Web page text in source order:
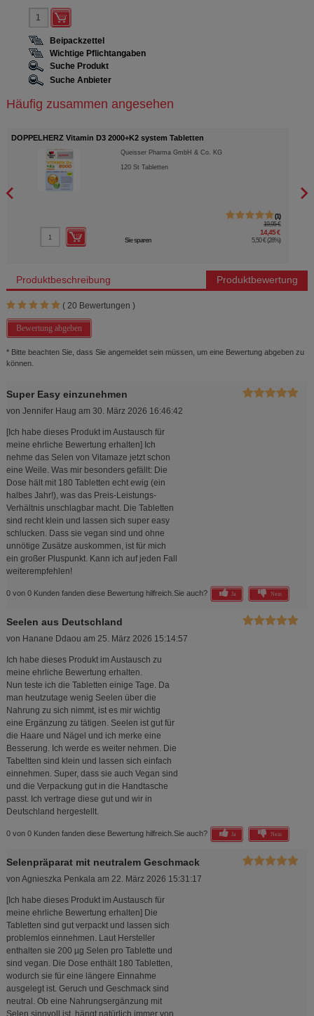
Beipackzettel
Wichtige Pflichtangaben
Suche Produkt
Suche Anbieter
Häufig zusammen angesehen
DOPPELHERZ Vitamin D3 2000+K2 system Tabletten
Queisser Pharma GmbH & Co. KG
120St Tabletten
1
19,95 €
14,45 €
Sie sparen 5,50 € (28%)
Produktbeschreibung Produktbewertung
( 20 Bewertungen )
Bewertung abgeben
* Bitte beachten Sie, dass Sie angemeldet sein müssen, um eine Bewertung abgeben zu
können.
Super Easy einzunehmen
von Jennifer Haug am 30. März 2026 16:46:42
[Ich habe dieses Produkt im Austausch für
meine ehrliche Bewertung erhalten] ​Ich
nehme das Selen von Vitamaze jetzt schon
eine Weile. Was mir besonders gefällt: Die
Dose hält mit 180 Tabletten echt ewig (ein
halbes Jahr!), was das Preis-Leistungs-
Verhältnis unschlagbar macht. Die Tabletten
sind recht klein und lassen sich super easy
schlucken. Dass sie vegan sind und ohne
unnötige Zusätze auskommen, ist für mich
ein großer Pluspunkt. Kann ich auf jeden Fall
weiterempfehlen!
0 von 0 Kunden fanden diese Bewertung hilfreich. Sie auch? Ja Nein
Seelen aus Deutschland
von Hanane Ddaou am 25. März 2026 15:14:57
Ich habe dieses Produkt im Austausch zu
meine ehrliche Bewertung erhalten.
Nun teste ich die Tabletten einige Tage. Da
man heutzutage wenig Seelen über die
Nahrung zu sich nimmt, ist es mir wichtig
eine Ergänzung zu tätigen. Seelen ist gut für
die Haare und Nägel und ich merke eine
Besserung. Ich werde es weiter nehmen. Die
Tabeltten sind klein und lassen sich einfach
einnehmen. Super, dass sie auch Vegan sind
und die Verpackung gut in die Handtasche
passt. Ich vertrage diese gut und wir in
Deutschland hergestellt.
0 von 0 Kunden fanden diese Bewertung hilfreich. Sie auch? Ja Nein
Selenpräparat mit neutralem Geschmack
von Agnieszka Penkala am 22. März 2026 15:31:17
[Ich habe dieses Produkt im Austausch für
meine ehrliche Bewertung erhalten] Die
Tabletten sind gut verpackt und lassen sich
problemlos einnehmen. Laut Hersteller
enthalten sie 200 µg Selen pro Tablette und
sind vegan. Die Dose enthält 180 Tabletten,
wodurch sie für eine längere Einnahme
ausgelegt ist. Geruch und Geschmack sind
neutral. Ob eine Nahrungsergänzung mit
Selen sinnvoll ist, hängt natürlich immer von